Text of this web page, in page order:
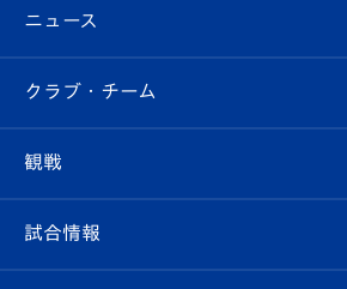
ニュース
すべて
クラブ
試合情報
クラブ・チーム
クラブ概要
観戦
観戦ルール
試合情報